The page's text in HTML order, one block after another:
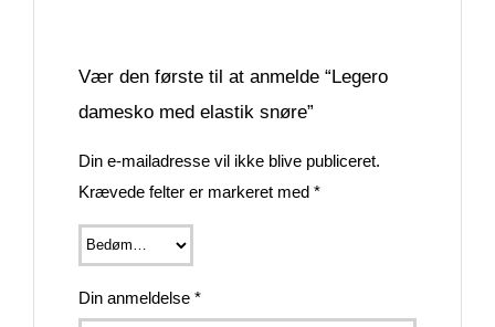
Vær den første til at anmelde “Legero
damesko med elastik snøre”
Din e-mailadresse vil ikke blive publiceret.
Krævede felter er markeret med *
Din anmeldelse *